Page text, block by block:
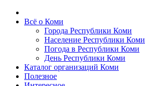
Всё о Коми
Города Республики Коми
Население Республики Коми
Погода в Республики Коми
День Республики Коми
Каталог организаций Коми
Полезное